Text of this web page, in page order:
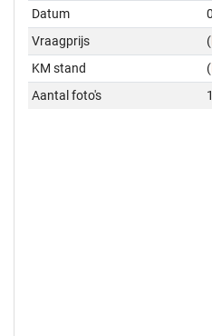
Datum
Vraagprijs
(
KM stand
(
Aantal foto's